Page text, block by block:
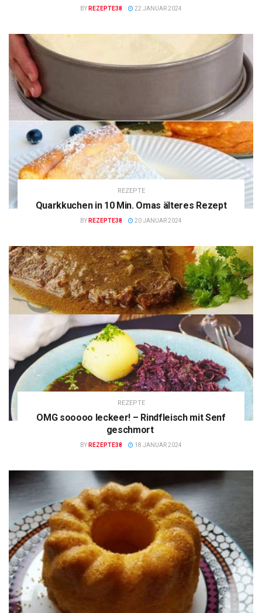
BY REZEPTE38 22 JANUAR 2024
REZEPTE
Quarkkuchen in 10 Min. Omas älteres Rezept
BY REZEPTE38 20 JANUAR 2024
REZEPTE
OMG sooooo leckeer! – Rindfleisch mit Senf
geschmort
BY REZEPTE38 18 JANUAR 2024